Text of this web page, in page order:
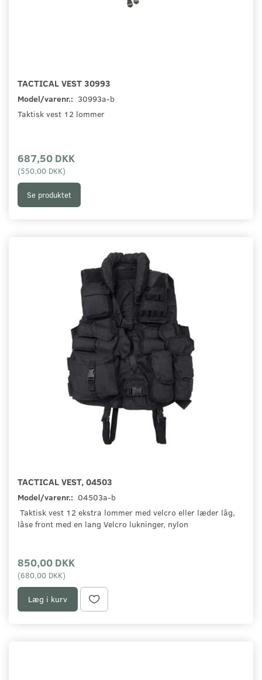
TACTICAL VEST 30993
Model/varenr.: 30993a-b
Taktisk vest 12 lommer
687,50 DKK
(550,00 DKK)
Se produktet
TACTICAL VEST, 04503
Model/varenr.: 04503a-b
Taktisk vest 12 ekstra lommer med velcro eller læder låg,
låse front med en lang Velcro lukninger, nylon
850,00 DKK
(680,00 DKK)
Læg i kurv